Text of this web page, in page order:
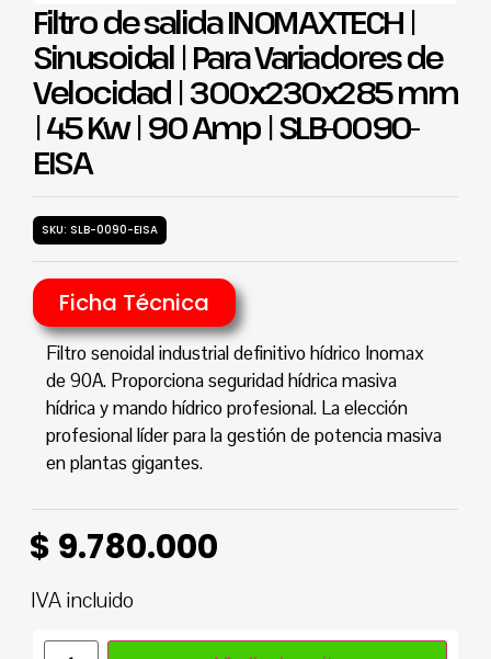
Filtro de salida INOMAXTECH |
Sinusoidal | Para Variadores de
Velocidad | 300x230x285 mm
| 45 Kw | 90 Amp | SLB-0090-
EISA
SKU: SLB-0090-EISA
Ficha Técnica
Filtro senoidal industrial definitivo hídrico Inomax
de 90A. Proporciona seguridad hídrica masiva
hídrica y mando hídrico profesional. La elección
profesional líder para la gestión de potencia masiva
en plantas gigantes.
$ 9.780.000
IVA incluido